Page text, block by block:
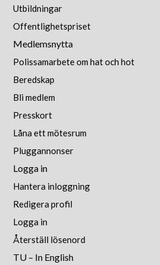
Utbildningar
Offentlighetspriset
Medlemsnytta
Polissamarbete om hat och hot
Beredskap
Bli medlem
Presskort
Låna ett mötesrum
Pluggannonser
Logga in
Hantera inloggning
Redigera profil
Logga in
Återställ lösenord
TU – In English